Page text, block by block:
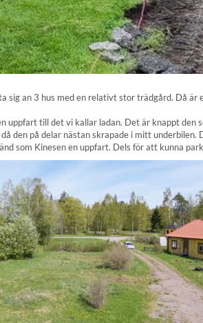
sig an 3 hus med en relativt stor trädgård. Då är
uppfart till det vi kallar ladan. Det är knappt
den på delar nästan skrapade i mitt
som Kinesen en uppfart. Dels för att kunna